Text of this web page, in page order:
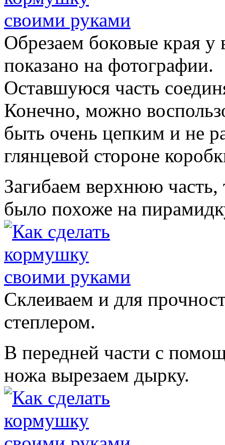
Обрезаем боковые края у
показано на фотографии.
Оставшуюся часть
Конечно, можно
быть очень цепким и не
глянцевой стороне
Загибаем верхнюю часть,
было похоже на
Склеиваем и для
степлером.
В передней части с
ножа вырезаем дырку.